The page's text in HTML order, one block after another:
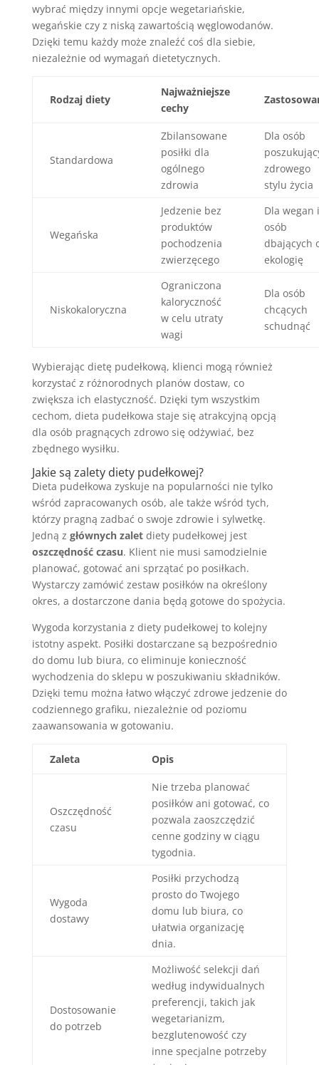
wybrać między innymi opcje wegetariańskie,
wegańskie czy z niską zawartością węglowodanów.
Dzięki temu każdy może znaleźć coś dla siebie,
niezależnie od wymagań dietetycznych.
Rodzaj diety
Najważniejsze
cechy
Standardowa
Zbilansowane
posiłki dla
ogólnego
zdrowia
Dla osób
zdrowego
stylu życia
Wegańska
Jedzenie bez
produktów
pochodzenia
zwierzęcego
Dla wegan i
osób
dbających
ekologię
Niskokaloryczna
Ograniczona
kaloryczność
w celu utraty
wagi
Dla osób
chcących
schudnąć
Wybierając dietę pudełkową, klienci mogą również
korzystać z różnorodnych planów dostaw, co
zwiększa ich elastyczność. Dzięki tym wszystkim
cechom, dieta pudełkowa staje się atrakcyjną opcją
dla osób pragnących zdrowo się odżywiać, bez
zbędnego wysiłku.
Jakie są zalety diety pudełkowej?
Dieta pudełkowa zyskuje na popularności nie tylko
wśród zapracowanych osób, ale także wśród tych,
którzy pragną zadbać o swoje zdrowie i sylwetkę.
Jedną z głównych zaletdiety pudełkowej jest
oszczędność czasu. Klient nie musi samodzielnie
planować, gotować ani sprzątać po posiłkach.
Wystarczy zamówić zestaw posiłków na określony
okres, a dostarczone dania będą gotowe do spożycia.
Wygoda korzystania z diety pudełkowej to kolejny
istotny aspekt. Posiłki dostarczane są bezpośrednio
do domu lub biura, co eliminuje konieczność
wychodzenia do sklepu w poszukiwaniu składników.
Dzięki temu można łatwo włączyć zdrowe jedzenie do
codziennego grafiku, niezależnie od poziomu
zaawansowania w gotowaniu.
Zaleta Opis
Oszczędność
czasu
Nie trzeba planować
posiłków ani gotować, co
pozwala zaoszczędzić
cenne godziny w ciągu
tygodnia.
Wygoda
dostawy
Posiłki przychodzą
prosto do Twojego
domu lub biura, co
ułatwia organizację
dnia.
Dostosowanie
do potrzeb
Możliwość selekcji dań
według indywidualnych
preferencji, takich jak
wegetarianizm,
bezglutenowość czy
inne specjalne potrzeby